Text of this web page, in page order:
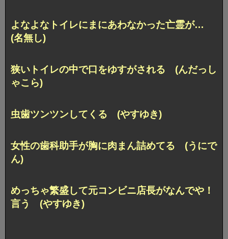
よなよなトイレにまにあわなかった亡霊が…
(名無し)
狭いトイレの中で口をゆすがされる (んだっし
ゃこら)
虫歯ツンツンしてくる (やすゆき)
女性の歯科助手が胸に肉まん詰めてる (うにで
ん)
めっちゃ繁盛して元コンビニ店長がなんでや！
言う (やすゆき)